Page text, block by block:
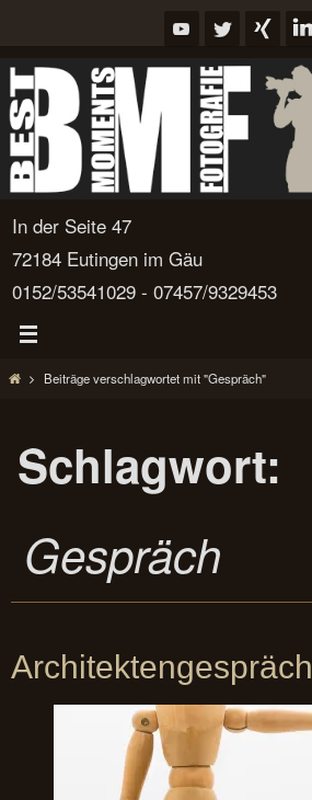
springen
In der Seite 47
72184 Eutingen im Gäu
0152/53541029 - 07457/9329453
StartBeiträge verschlagwortet mit "Gespräch"
Schlagwort:
Gespräch
Architektengespräch